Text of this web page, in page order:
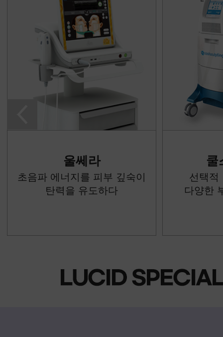
울쎄라
초음파 에너지를 피부 깊숙이
탄력을 유도하다
쿨
선택적
다양한